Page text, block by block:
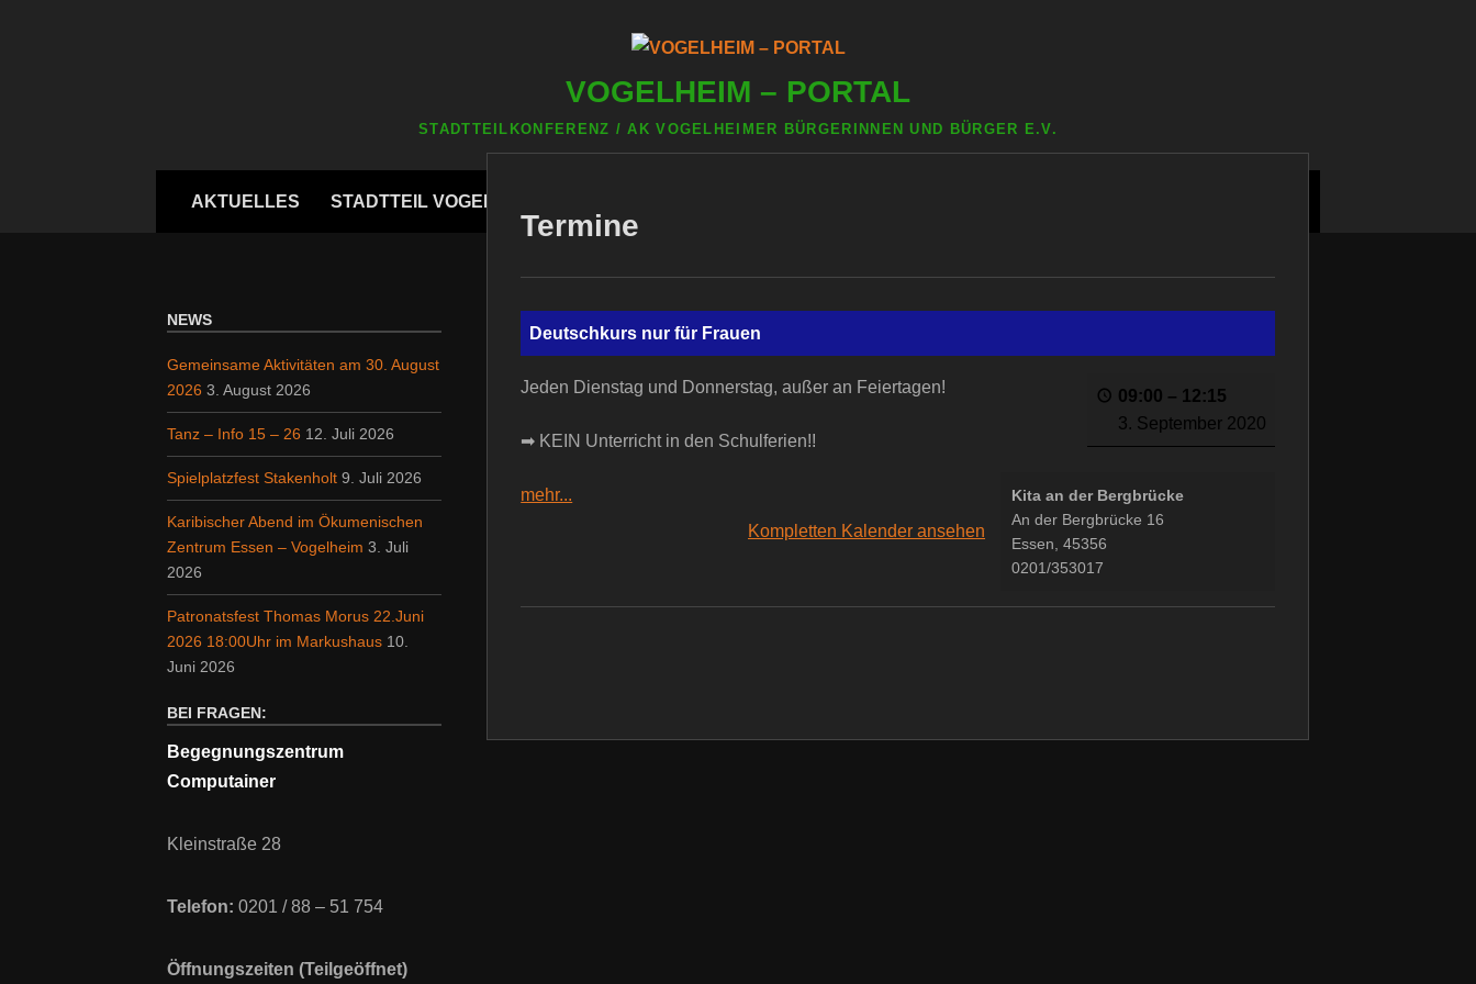
VOGELHEIM – PORTAL
STADTTEILKONFERENZ / AK VOGELHEIMER BÜRGERINNEN UND BÜRGER E.V.
Inhalt
AKTUELLES STADTTEIL VOGELHEIM
Termine
Deutschkurs nur für Frauen
09:00 – 12:15
3. September 2020
Jeden Dienstag und Donnerstag, außer an Feiertagen!
➡ KEIN Unterricht in den Schulferien!!
Kita an der Bergbrücke
An der Bergbrücke 16
Essen 45356
0201/353017
mehr...
Kompletten Kalender ansehen
NEWS
Gemeinsame Aktivitäten am 30. August
2026 3. August 2026
Tanz – Info 15 – 26 12. Juli 2026
Spielplatzfest Stakenholt 9. Juli 2026
Karibischer Abend im Ökumenischen
Zentrum Essen – Vogelheim 3. Juli
2026
Patronatsfest Thomas Morus 22.Juni
2026 18:00Uhr im Markushaus 10.
Juni 2026
BEI FRAGEN:
Begegnungszentrum
Computainer
Kleinstraße 28
Telefon: 0201 / 88 – 51 754
Öffnungszeiten (Teilgeöffnet)